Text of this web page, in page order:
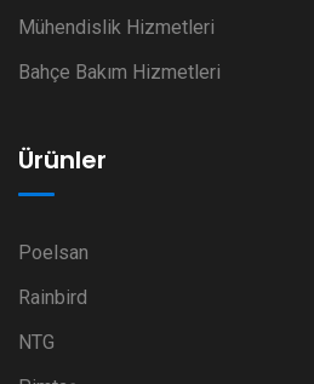
Mühendislik Hizmetleri
Bahçe Bakım Hizmetleri
Ürünler
Poelsan
Rainbird
NTG